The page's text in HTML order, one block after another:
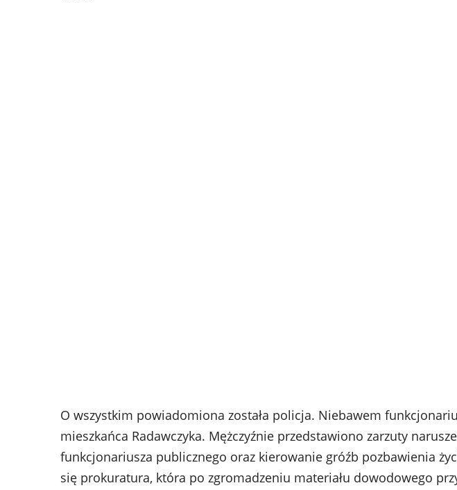
O wszystkim powiadomiona została policja. Niebawem
mieszkańca Radawczyka. Mężczyźnie przedstawiono zarzuty
funkcjonariusza publicznego oraz kierowanie gróźb pozbawienia
się prokuratura, która po zgromadzeniu materiału dowodowego